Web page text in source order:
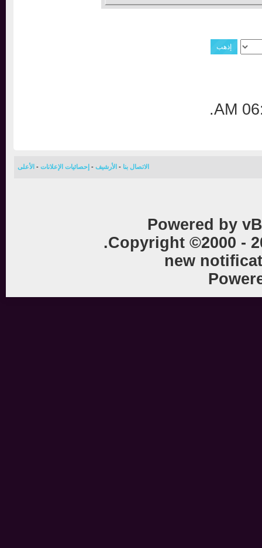
.
الاتصال بنا- الأرشيف-إحصائيات الإعلانات-الأعلى
Powered by
Copyright ©2000 -
new